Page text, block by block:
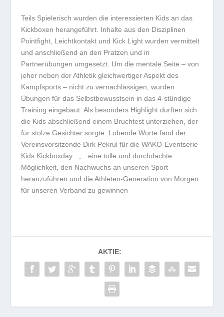
Teils Spielerisch wurden die interessierten Kids an das
Kickboxen herangeführt. Inhalte aus den Disziplinen
Pointfight, Leichtkontakt und Kick Light wurden vermittelt
und anschließend an den Pratzen und in
Partnerübungen umgesetzt. Um die mentale Seite – von
jeher neben der Athletik gleichwertiger Aspekt des
Kampfsports – nicht zu vernachlässigen, wurden
Übungen für das Selbstbewusstsein in das 4-stündige
Training eingebaut. Als besonders Highlight durften sich
die Kids abschließend einem Bruchtest unterziehen, der
für stolze Gesichter sorgte. Lobende Worte fand der
Vereinsvorsitzende Dirk Pekrul für die WAKO-Eventserie
Kids Kickboxday: „…eine tolle und durchdachte
Möglichkeit, den Nachwuchs an unseren Sport
heranzuführen und die Athleten-Generation von Morgen
für unseren Verband zu gewinnen
AKTIE: